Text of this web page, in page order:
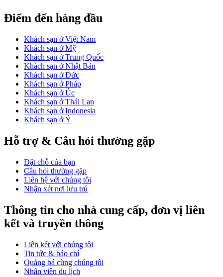
Điểm đến hàng đầu
Khách sạn ở Việt Nam
Khách sạn ở Mỹ
Khách sạn ở Trung Quốc
Khách sạn ở Nhật Bản
Khách sạn ở Đức
Khách sạn ở Pháp
Khách sạn ở Úc
Khách sạn ở Thái Lan
Khách sạn ở Indonesia
Khách sạn ở Ý
Hỗ trợ & Câu hỏi thường gặp
Đặt chỗ của bạn
Câu hỏi thường gặp
Liên hệ với chúng tôi
Nhận xét nơi lưu trú
Thông tin cho nhà cung cấp, đơn vị liên
kết và truyền thông
Liên kết với chúng tôi
Tin tức & báo chí
Quảng bá cùng chúng tôi
Nhân viên du lịch